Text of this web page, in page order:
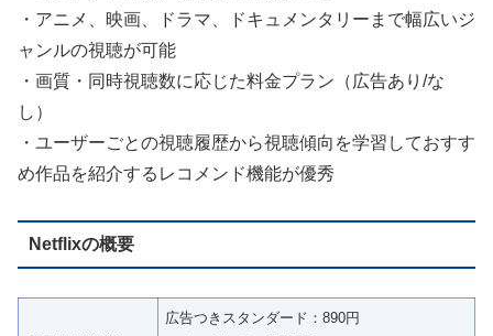
・アニメ、映画、ドラマ、ドキュメンタリーまで幅広いジ
ャンルの視聴が可能
・画質・同時視聴数に応じた料金プラン（広告あり/な
し）
・ユーザーごとの視聴履歴から視聴傾向を学習しておすす
め作品を紹介するレコメンド機能が優秀
Netflixの概要
広告つきスタンダード：890円